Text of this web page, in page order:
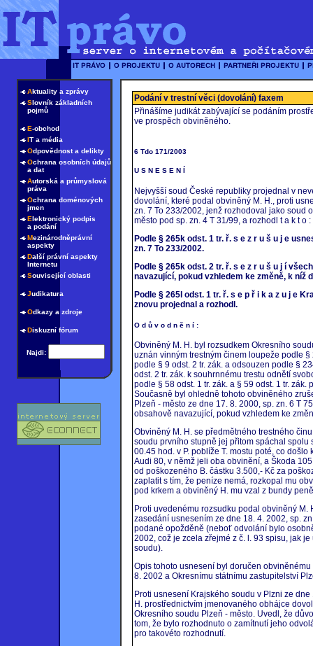
Aktuality a zprávy
Slovník základních
pojmů
E-obchod
IT a média
Odpovědnost a delikty
Ochrana osobních údajů
a dat
Autorská a průmyslová
práva
Ochrana doménových
jmen
Elektronický podpis
a podání
Mezinárodněprávní
aspekty
Další právní aspekty
Internetu
Související oblasti
Judikatura
Odkazy a zdroje
Diskuzní fórum
Najdi:
Podání v trestní věci (dovolání) faxem
Přinášíme judikát zabývající se podáním
ve prospěch obviněného.
6 Tdo 171/2003
U S N E S E N Í
Nejvyšší soud České republiky projednal v
dovolání, které podal obviněný M. H., proti
zn. 7 To 233/2002, jenž rozhodoval jako soud
město pod sp. zn. 4 T 31/99, a rozhodl t a k t o :
Podle § 265k odst. 1 tr. ř. s e z r u š u j e
zn. 7 To 233/2002.
Podle § 265k odst. 2 tr. ř. s e z r u š u j í
navazující, pokud vzhledem ke změně, k níž
Podle § 265l odst. 1 tr. ř. s e p ř i k a z u j e
znovu projednal a rozhodl.
O d ů v o d n ě n í :
Obviněný M. H. byl rozsudkem Okresního
uznán vinným trestným činem loupeže podle
podle § 9 odst. 2 tr. zák. a odsouzen podle §
odst. 2 tr. zák. k souhrnnému trestu odnětí
podle § 58 odst. 1 tr. zák. a § 59 odst. 1 tr.
Současně byl ohledně tohoto obviněného
Plzeň - město ze dne 17. 8. 2000, sp. zn. 6 T
obsahově navazující, pokud vzhledem ke
Obviněný M. H. se předmětného trestného
soudu prvního stupně jej přitom spáchal spolu
00.45 hod. v P. poblíže T. mostu poté, co
Audi 80, v němž jeli oba obvinění, a Škoda
od poškozeného B. částku 3.500,- Kč za
zaplatit s tím, že peníze nemá, rozkopal mu
pod krkem a obviněný H. mu vzal z bundy
Proti uvedenému rozsudku podal obviněný
zasedání usnesením ze dne 18. 4. 2002, sp.
podané opožděně (neboť odvolání bylo
2002, což je zcela zřejmé z č. l. 93 spisu, jak
soudu).
Opis tohoto usnesení byl doručen
8. 2002 a Okresnímu státnímu zastupitelství
Proti usnesení Krajského soudu v Plzni ze
H. prostřednictvím jmenovaného obhájce
Okresního soudu Plzeň - město. Uvedl, že
tom, že bylo rozhodnuto o zamítnutí jeho
pro takovéto rozhodnutí.